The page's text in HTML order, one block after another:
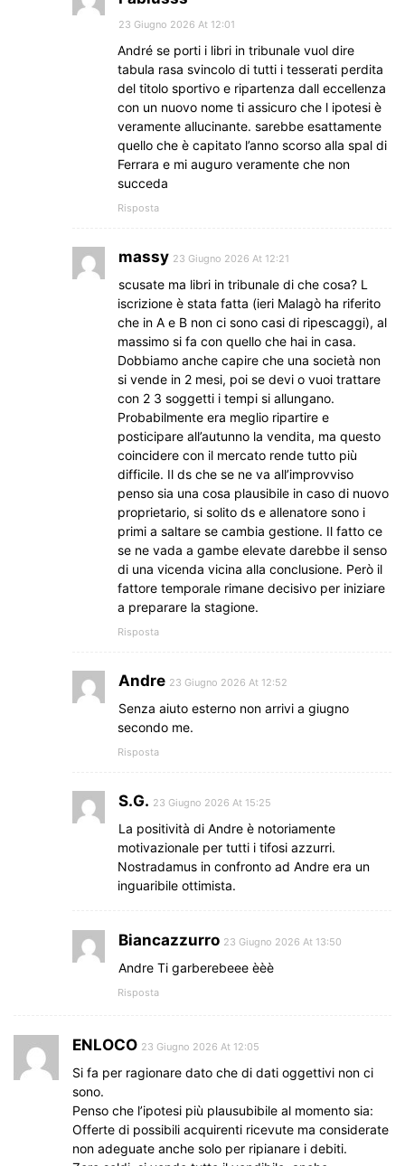
23 Giugno 2026 At 12:01
André se porti i libri in tribunale vuol dire
tabula rasa svincolo di tutti i tesserati perdita
del titolo sportivo e ripartenza dall eccellenza
con un nuovo nome ti assicuro che l ipotesi è
veramente allucinante. sarebbe esattamente
quello che è capitato l’anno scorso alla spal di
Ferrara e mi auguro veramente che non
succeda
Risposta
massy 23 Giugno 2026 At 12:21
scusate ma libri in tribunale di che cosa? L
iscrizione è stata fatta (ieri Malagò ha riferito
che in A e B non ci sono casi di ripescaggi), al
massimo si fa con quello che hai in casa.
Dobbiamo anche capire che una società non
si vende in 2 mesi, poi se devi o vuoi trattare
con 2 3 soggetti i tempi si allungano.
Probabilmente era meglio ripartire e
posticipare all’autunno la vendita, ma questo
coincidere con il mercato rende tutto più
difficile. Il ds che se ne va all’improvviso
penso sia una cosa plausibile in caso di nuovo
proprietario, si solito ds e allenatore sono i
primi a saltare se cambia gestione. Il fatto ce
se ne vada a gambe elevate darebbe il senso
di una vicenda vicina alla conclusione. Però il
fattore temporale rimane decisivo per iniziare
a preparare la stagione.
Risposta
Andre 23 Giugno 2026 At 12:52
Senza aiuto esterno non arrivi a giugno
secondo me.
Risposta
S.G. 23 Giugno 2026 At 15:25
La positività di Andre è notoriamente
motivazionale per tutti i tifosi azzurri.
Nostradamus in confronto ad Andre era un
inguaribile ottimista.
Biancazzurro 23 Giugno 2026 At 13:50
Andre Ti garberebeee èèè
Risposta
ENLOCO 23 Giugno 2026 At 12:05
Si fa per ragionare dato che di dati oggettivi non ci
sono.
Penso che l’ipotesi più plausubibile al momento sia:
Offerte di possibili acquirenti ricevute ma considerate
non adeguate anche solo per ripianare i debiti.